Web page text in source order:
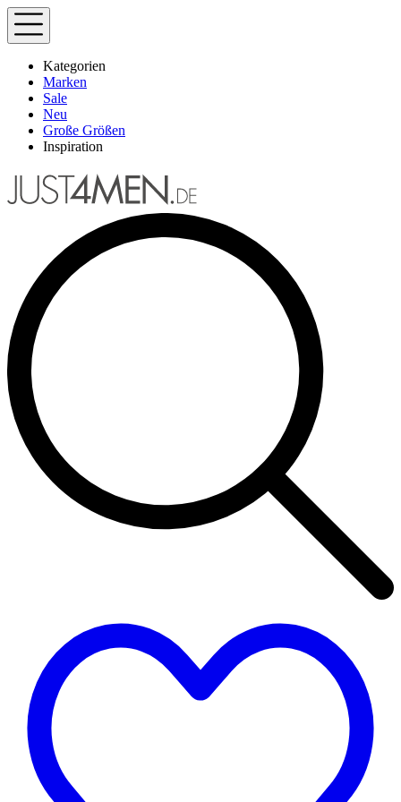
Kategorien
Marken
Sale
Neu
Große Größen
Inspiration